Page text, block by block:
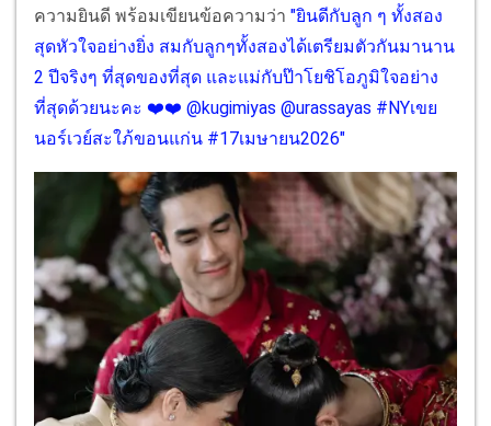
ความยินดี พร้อมเขียนข้อความว่า "ยินดีกับลูก ๆ ทั้งสอง
สุดหัวใจอย่างยิ่ง สมกับลูกๆทั้งสองได้เตรียมตัวกันมานาน
2 ปีจริงๆ ที่สุดของที่สุด และแม่กับป๊าโยชิโอภูมิใจอย่าง
ที่สุดด้วยนะคะ ❤️❤️ @kugimiyas @urassayas #NYเขย
นอร์เวย์สะใภ้ขอนแก่น #17เมษายน2026"